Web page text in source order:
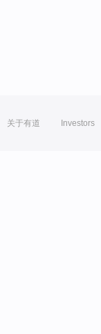
关于有道 Investors